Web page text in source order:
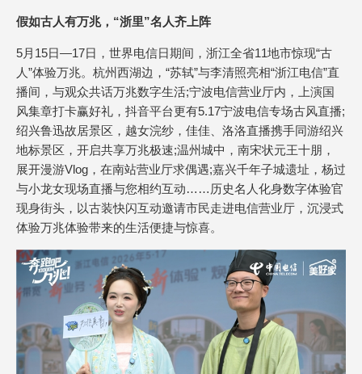
假如古人有万兆，“浙里”名人齐上阵
5月15日—17日，世界电信日期间，浙江全省11地市惊现“古
人”体验万兆。杭州西湖边，“苏轼”与李清照亮相“浙江电信”直
播间，与观众共话万兆数字生活;宁波电信营业厅内，上演国
风集章打卡赢好礼，抖音平台更有5.17宁波电信专场古风直播;
绍兴鲁迅故居景区，越女浣纱，佳佳、洛洛直播携手同游绍兴
地标景区，开启共享万兆极速;温州城中，南宋状元王十朋，
展开漫游Vlog，在南站营业厅求偶遇;嘉兴千年子城遗址，杨过
与小龙女现场直播与您相约互动……历史名人化身数字体验官
现身街头，以古装快闪互动邀请市民走进电信营业厅，沉浸式
体验万兆体验带来的生活便捷与惊喜。